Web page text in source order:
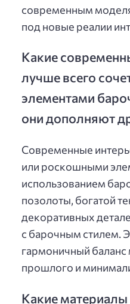
современным
под новые реалии
Какие
лучше всего
элементами
они дополняют
Современные
или роскошными
использованием
позолоты, богатой
декоративных
с барочным стилем.
гармоничный
прошлого и
Какие материалы